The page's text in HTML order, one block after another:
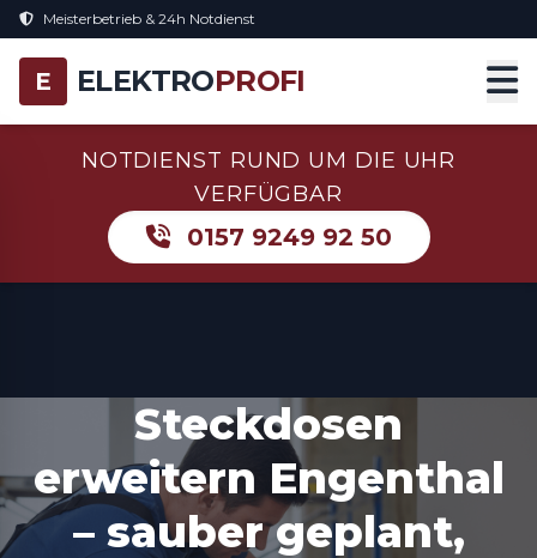
Meisterbetrieb & 24h Notdienst
E ELEKTROPROFI
NOTDIENST RUND UM DIE UHR
VERFÜGBAR
0157 9249 92 50
Steckdosen
erweitern Engenthal
– sauber geplant,